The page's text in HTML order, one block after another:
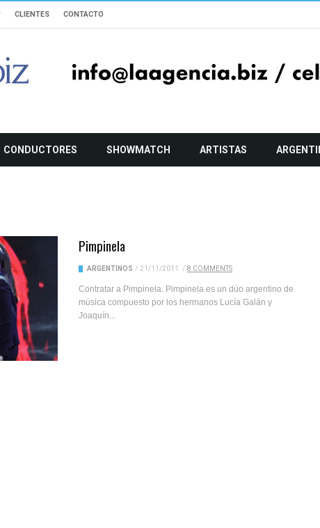
CLIENTES CONTACTO
CONDUCTORES SHOWMATCH ARTISTAS
Pimpinela
ARGENTINOS / 21/11/2011 / 8 COMMENTS
Contratar a Pimpinela. Pimpinela es un dúo argentino de
música compuesto por los hermanos Lucía Galán y
Joaquín...